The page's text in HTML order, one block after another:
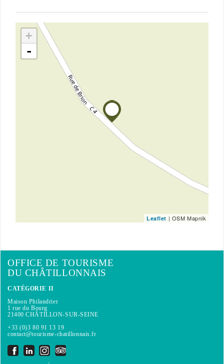
+
-
Leaflet | OSM Mapnik
OFFICE DE TOURISME
DU CHÂTILLONNAIS
CATÉGORIE II
Maison Philandrier
1 rue du Bourg
21400 CHÂTILLON-SUR-SEINE
+33 (0)3 80 91 13 19
contact@tourisme-chatillonnais.fr